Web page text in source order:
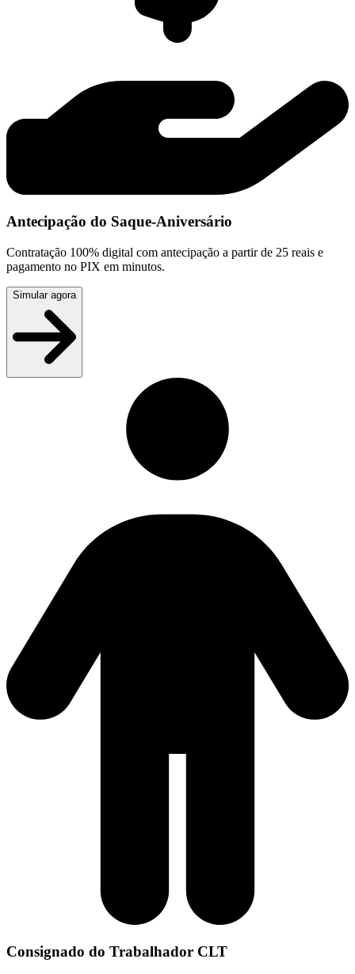
Antecipação do Saque-Aniversário
Contratação 100% digital com antecipação a partir de 25 reais e
pagamento no PIX em minutos.
Simular agora
Consignado do Trabalhador CLT